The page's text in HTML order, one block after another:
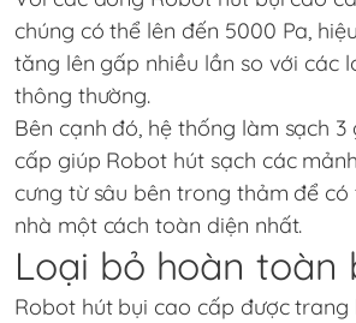
chúng có thể lên đến 5000 Pa,
tăng lên gấp nhiều lần so với các
thông thường.
Bên cạnh đó, hệ thống làm sạch
cấp giúp Robot hút sạch các
cưng từ sâu bên trong thảm để có
nhà một cách toàn diện nhất.
Loại bỏ hoàn toàn
Robot hút bụi cao cấp được trang